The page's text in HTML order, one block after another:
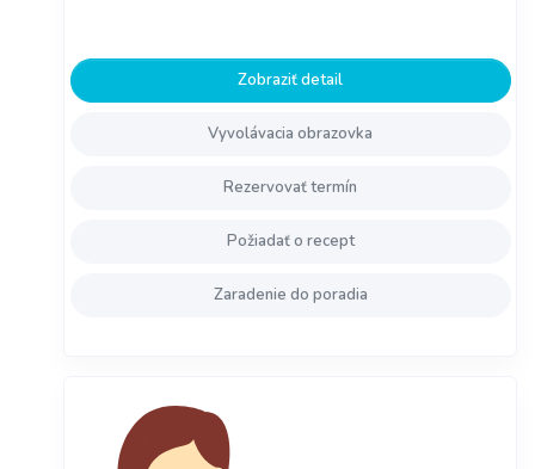
Zobraziť detail
Vyvolávacia obrazovka
Rezervovať termín
Požiadať o recept
Zaradenie do poradia